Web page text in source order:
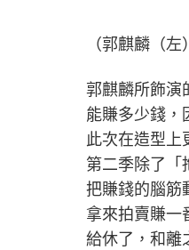
（郭麒麟（
郭麒麟所飾演
能賺多少錢，
此次在造型上
第二季除了「
把賺錢的腦筋
拿來拍賣賺一
給休了，和離